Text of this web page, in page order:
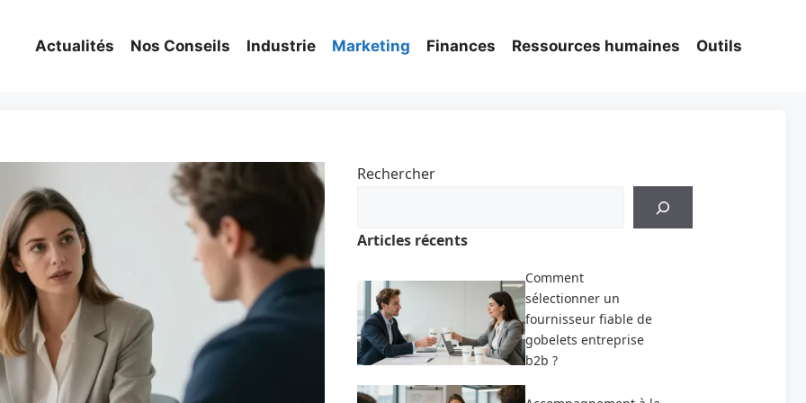
Actualités Nos Conseils Industrie Marketing Finances Ressources humaines Outils
Rechercher
Articles récents
Comment
sélectionner un
fournisseur fiable de
gobelets entreprise
b2b ?